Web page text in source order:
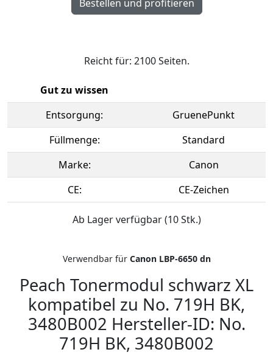
Reicht für: 2100 Seiten.
Gut zu wissen
Entsorgung:
GruenePunkt
Füllmenge:
Standard
Marke:
Canon
CE:
CE-Zeichen
Ab Lager verfügbar (10 Stk.)
Verwendbar für Canon LBP-6650 dn
Peach Tonermodul schwarz XL
kompatibel zu No. 719H BK,
3480B002 Hersteller-ID: No.
719H BK, 3480B002